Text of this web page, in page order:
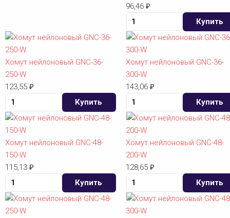
96,46₽
Купить
Хомут нейлоновый GNC-36-
250-W
123,55 ₽
Купить
Хомут нейлоновый GNC-36-
300-W
143,06₽
Купить
Хомут нейлоновый GNC-48-
150-W
115,13 ₽
Купить
Хомут нейлоновый GNC-48-
200-W
128,65₽
Купить